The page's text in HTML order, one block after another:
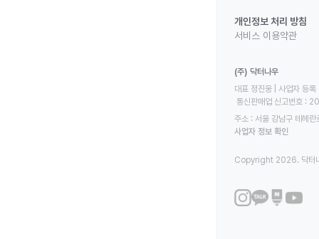
개인정보 처리 방침
서비스 이용약관
(주) 닥터나우
대표 정진웅 | 사업자
통신판매업 신고번호
주소 : 서울 강남구 테헤
사업자 정보 확인
Copyright 2026. 닥터